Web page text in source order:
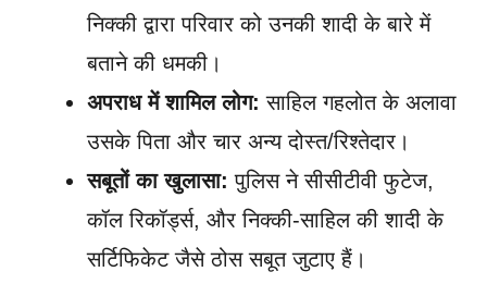
निक्की द्वारा परिवार को उनकी शादी के बारे में
बताने की धमकी।
अपराध में शामिल लोग: साहिल गहलोत के अलावा
उसके पिता और चार अन्य दोस्त/रिश्तेदार।
सबूतों का खुलासा: पुलिस ने सीसीटीवी फुटेज,
कॉल रिकॉर्ड्स, और निक्की-साहिल की शादी के
सर्टिफिकेट जैसे ठोस सबूत जुटाए हैं।